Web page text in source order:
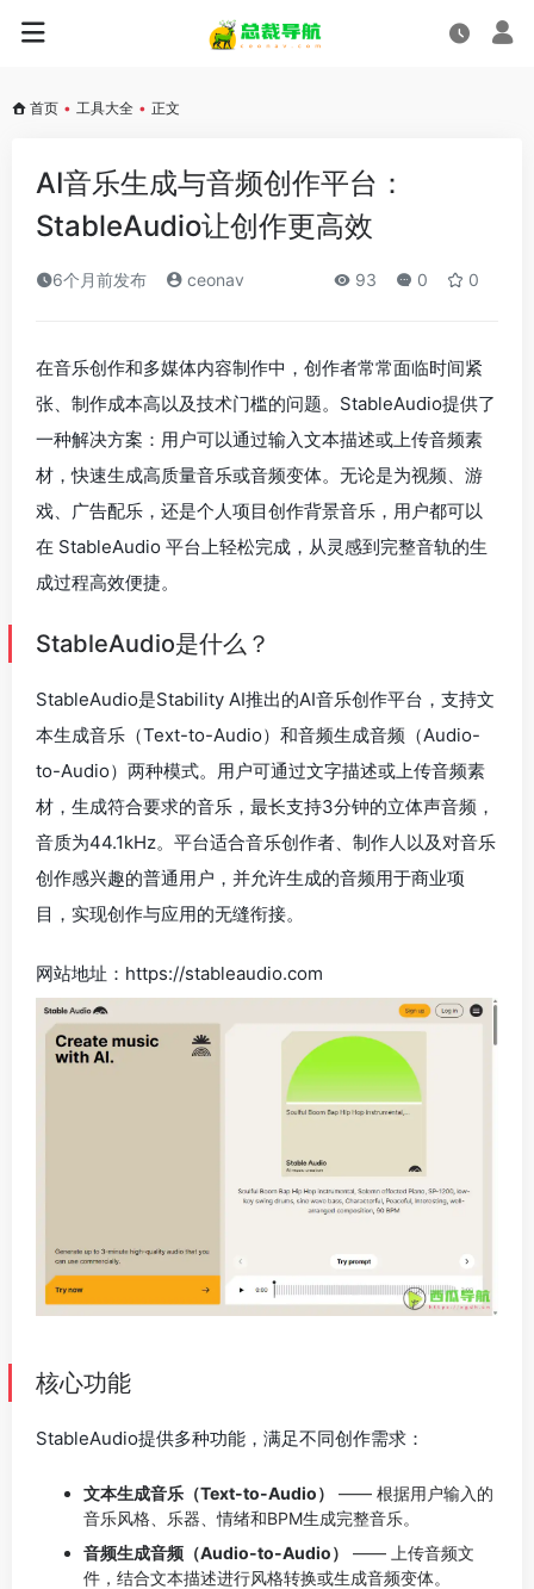
首页 • 工具大全 • 正文
AI音乐生成与音频创作平台：
StableAudio让创作更高效
6个月前发布 ceonav 93 0 0
在音乐创作和多媒体内容制作中，创作者常常面临时间紧
张、制作成本高以及技术门槛的问题。StableAudio提供了
一种解决方案：用户可以通过输入文本描述或上传音频素
材，快速生成高质量音乐或音频变体。无论是为视频、游
戏、广告配乐，还是个人项目创作背景音乐，用户都可以
在 StableAudio 平台上轻松完成，从灵感到完整音轨的生
成过程高效便捷。
StableAudio是什么？
StableAudio是Stability AI推出的AI音乐创作平台，支持文
本生成音乐（Text-to-Audio）和音频生成音频（Audio-
to-Audio）两种模式。用户可通过文字描述或上传音频素
材，生成符合要求的音乐，最长支持3分钟的立体声音频，
音质为44.1kHz。平台适合音乐创作者、制作人以及对音乐
创作感兴趣的普通用户，并允许生成的音频用于商业项
目，实现创作与应用的无缝衔接。
网站地址：https://stableaudio.com
核心功能
StableAudio提供多种功能，满足不同创作需求：
文本生成音乐（Text-to-Audio）
—— 根据用户输入的
音乐风格、乐器、情绪和BPM生成完整音乐。
音频生成音频（Audio-to-Audio）
—— 上传音频文
件，结合文本描述进行风格转换或生成音频变体。